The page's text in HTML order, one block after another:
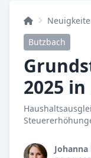
Butzbach
2025